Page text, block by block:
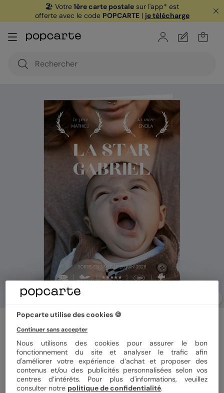
🏖️ Votre1ère carte postale sur l'app* est
offerte avec le code POPCARTE| je télécharge
Faire part naissance
Grande affiche
5(1avis)
Format 12x17 cm plié
Popcarte utilise des cookies 🍪
Continuer sans accepter
Nous utilisons des cookies pour assurer le bon
fonctionnement du site et analyser le trafic afin
d'améliorer votre expérience d’achat et proposer des
contenus et/ou des publicités personnalisées selon vos
centres d’intérêts. Pour plus d'informations, veuillez
consulter notre politique de confidentialité.